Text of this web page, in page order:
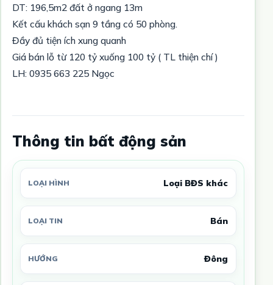
DT: 196,5m2 đất ở ngang 13m
Kết cấu khách sạn 9 tầng có 50 phòng.
Đầy đủ tiện ích xung quanh
Giá bán lỗ từ 120 tỷ xuống 100 tỷ ( TL thiện chí )
LH: 0935 663 225 Ngọc
Thông tin bất động sản
LOẠI HÌNH Loại BĐS khác
LOẠI TIN Bán
HƯỚNG Đông